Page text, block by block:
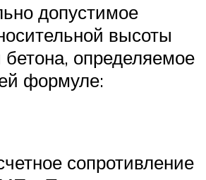
допустимое
высоты
определяемое
формуле:
сопротивление